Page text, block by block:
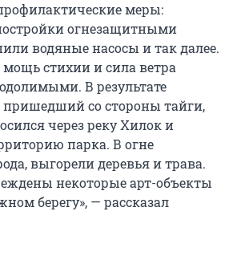
меры:
огнезащитными
водяные насосы и так далее.
мощь стихии и сила ветра
В результате
пришедший со стороны тайги,
через реку Хилок и
парка. В огне
выгорели деревья и трава.
некоторые арт-объекты
берегу», — рассказал